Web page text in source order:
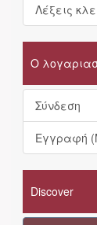
Λέξεις
Ο
Σύνδεση
Εγγραφή
Discover